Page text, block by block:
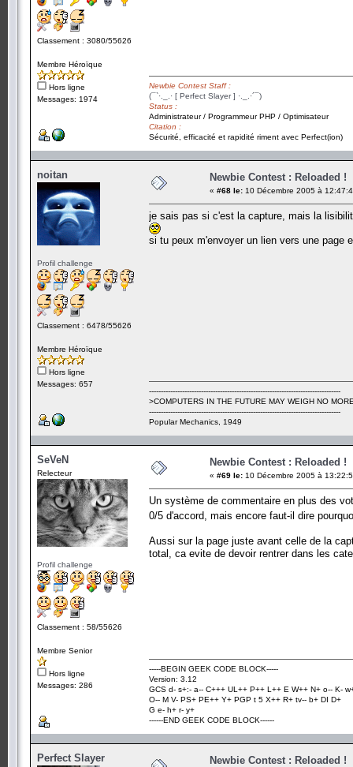
Classement : 3080/55626
Membre Héroïque
Hors ligne
Messages: 1974
Newbie Contest Staff :
(¯`·._.· [ Perfect Slayer ] ·._.·´¯)
Status :
Administrateur / Programmeur PHP / Optimisateur
Citation :
Sécurité, efficacité et rapidité riment avec Perfect(ion)
noitan
Profil challenge
Classement : 6478/55626
Membre Héroïque
Hors ligne
Messages: 657
Newbie Contest : Reloaded !
« #68 le: 10 Décembre 2005 à
je sais pas si c'est la capture, mais la
si tu peux m'envoyer un lien vers une page
---------------------------------------------------------------------------------
>COMPUTERS IN THE FUTURE MAY WEIGH NO
---------------------------------------------------------------------------------
Popular Mechanics, 1949
SeVeN
Relecteur
Profil challenge
Classement : 58/55626
Membre Senior
Hors ligne
Messages: 286
Newbie Contest : Reloaded !
« #69 le: 10 Décembre 2005 à
Un système de commentaire en plus des
0/5 d'accord, mais encore faut-il dire
Aussi sur la page juste avant celle de la
total, ca evite de devoir rentrer dans les
-----BEGIN GEEK CODE BLOCK-----
Version: 3.12
GCS d- s+:- a-- C+++ UL++ P++ L++ E W++ N+ o-- K-
O-- M V- PS+ PE++ Y+ PGP t 5 X++ R+ tv-- b+ DI D+
G e- h+ r- y+
------END GEEK CODE BLOCK------
Perfect Slayer Newbie Contest : Reloaded !